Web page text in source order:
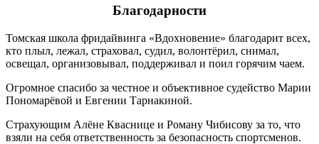
Благодарности
Томская школа фридайвинга «Вдохновение» благодарит всех,
кто плыл, лежал, страховал, судил, волонтëрил, снимал,
освещал, организовывал, поддерживал и поил горячим чаем.
Огромное спасибо за честное и объективное судейство Марии
Пономарëвой и Евгении Тарнакиной.
Страхующим Алëне Кваснице и Роману Чибисову за то, что
взяли на себя ответственность за безопасность спортсменов.